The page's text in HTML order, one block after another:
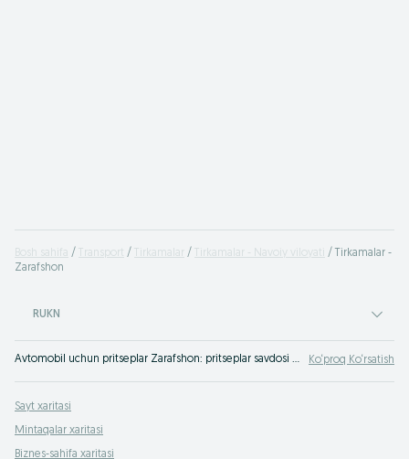
Bosh sahifa Transport Tirkamalar Tirkamalar - Navoiy viloyati
Tirkamalar -
Zarafshon
RUKN
Avtomobil uchun pritseplar Zarafshon: pritseplar savdosi OLX.uz Zarafshon e‘lonlar taxtasi orqali. Foydalanishda bo‘lgan pritseplar eng yaxshi narxlarda OLX.uzda! Ko‘proq Ko‘rsatish
Sayt xaritasi
Mintaqalar xaritasi
Biznes-sahifa xaritasi